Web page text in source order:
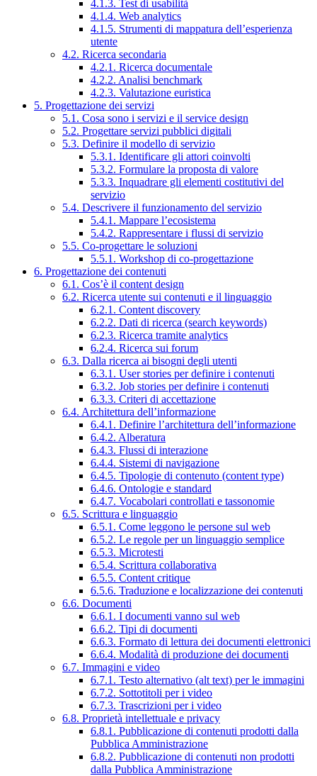
4.1.3. Test di usabilità
4.1.4. Web analytics
4.1.5. Strumenti di mappatura dell’esperienza
utente
4.2. Ricerca secondaria
4.2.1. Ricerca documentale
4.2.2. Analisi benchmark
4.2.3. Valutazione euristica
5. Progettazione dei servizi
5.1. Cosa sono i servizi e il service design
5.2. Progettare servizi pubblici digitali
5.3. Definire il modello di servizio
5.3.1. Identificare gli attori coinvolti
5.3.2. Formulare la proposta di valore
5.3.3. Inquadrare gli elementi costitutivi del
servizio
5.4. Descrivere il funzionamento del servizio
5.4.1. Mappare l’ecosistema
5.4.2. Rappresentare i flussi di servizio
5.5. Co-progettare le soluzioni
5.5.1. Workshop di co-progettazione
6. Progettazione dei contenuti
6.1. Cos’è il content design
6.2. Ricerca utente sui contenuti e il linguaggio
6.2.1. Content discovery
6.2.2. Dati di ricerca (search keywords)
6.2.3. Ricerca tramite analytics
6.2.4. Ricerca sui forum
6.3. Dalla ricerca ai bisogni degli utenti
6.3.1. User stories per definire i contenuti
6.3.2. Job stories per definire i contenuti
6.3.3. Criteri di accettazione
6.4. Architettura dell’informazione
6.4.1. Definire l’architettura dell’informazione
6.4.2. Alberatura
6.4.3. Flussi di interazione
6.4.4. Sistemi di navigazione
6.4.5. Tipologie di contenuto (content type)
6.4.6. Ontologie e standard
6.4.7. Vocabolari controllati e tassonomie
6.5. Scrittura e linguaggio
6.5.1. Come leggono le persone sul web
6.5.2. Le regole per un linguaggio semplice
6.5.3. Microtesti
6.5.4. Scrittura collaborativa
6.5.5. Content critique
6.5.6. Traduzione e localizzazione dei contenuti
6.6. Documenti
6.6.1. I documenti vanno sul web
6.6.2. Tipi di documenti
6.6.3. Formato di lettura dei documenti elettronici
6.6.4. Modalità di produzione dei documenti
6.7. Immagini e video
6.7.1. Testo alternativo (alt text) per le immagini
6.7.2. Sottotitoli per i video
6.7.3. Trascrizioni per i video
6.8. Proprietà intellettuale e privacy
6.8.1. Pubblicazione di contenuti prodotti dalla
Pubblica Amministrazione
6.8.2. Pubblicazione di contenuti non prodotti
dalla Pubblica Amministrazione